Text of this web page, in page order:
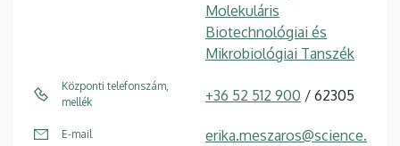
Molekuláris
Biotechnológiai és
Mikrobiológiai Tanszék
Központi telefonszám,
mellék
+36 52 512 900 / 62305
E-mail
erika.meszaros@science.